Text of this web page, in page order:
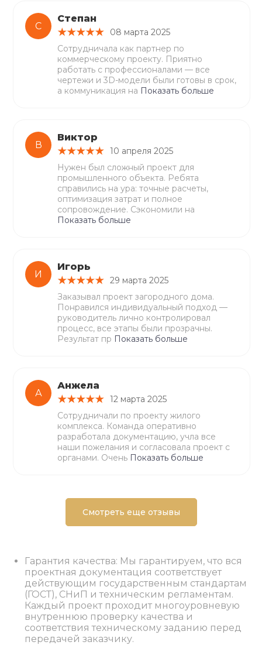
С
Степан
08 марта 2025
Сотрудничала как партнер по
коммерческому проекту. Приятно
работать с профессионалами — все
чертежи и 3D-модели были готовы в срок,
а коммуникация на Показать больше
В
Виктор
10 апреля 2025
Нужен был сложный проект для
промышленного объекта. Ребята
справились на ура: точные расчеты,
оптимизация затрат и полное
сопровождение. Сэкономили на
Показать больше
И
Игорь
29 марта 2025
Заказывал проект загородного дома.
Понравился индивидуальный подход —
руководитель лично контролировал
процесс, все этапы были прозрачны.
Результат пр Показать больше
А
Анжела
12 марта 2025
Сотрудничали по проекту жилого
комплекса. Команда оперативно
разработала документацию, учла все
наши пожелания и согласовала проект с
органами. Очень Показать больше
Смотреть еще отзывы
Гарантия качества: Мы гарантируем, что вся
проектная документация соответствует
действующим государственным стандартам
(ГОСТ), СНиП и техническим регламентам.
Каждый проект проходит многоуровневую
внутреннюю проверку качества и
соответствия техническому заданию перед
передачей заказчику.